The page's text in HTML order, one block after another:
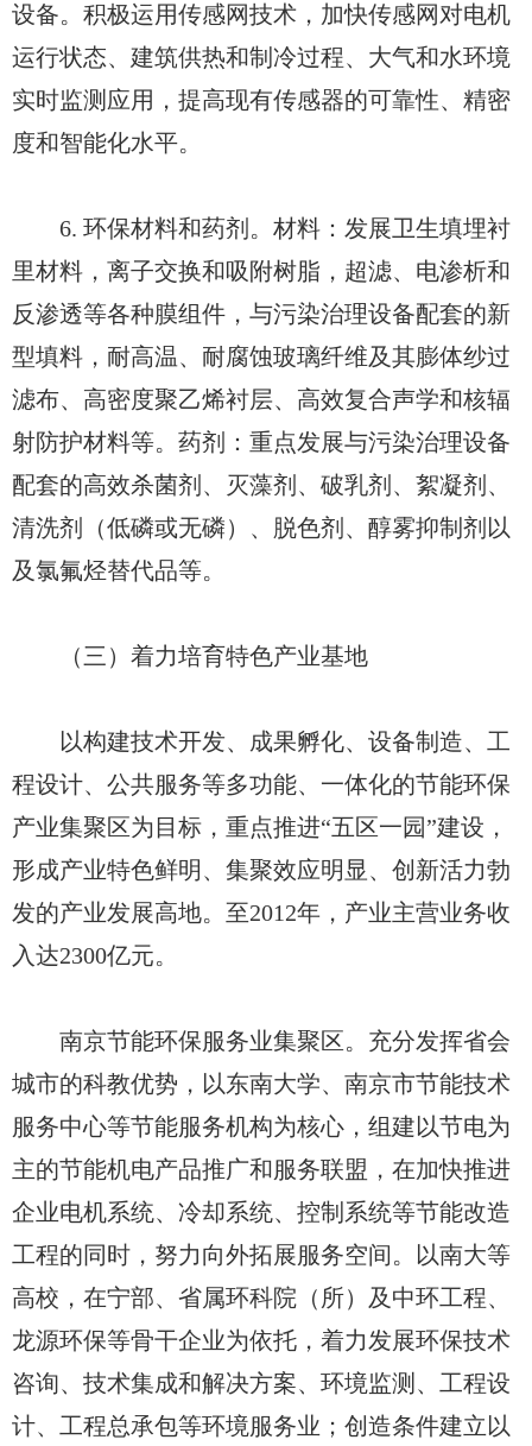
设备。积极运用传感网技术，加快传感网对电机
运行状态、建筑供热和制冷过程、大气和水环境
实时监测应用，提高现有传感器的可靠性、精密
度和智能化水平。
6. 环保材料和药剂。材料：发展卫生填埋衬
里材料，离子交换和吸附树脂，超滤、电渗析和
反渗透等各种膜组件，与污染治理设备配套的新
型填料，耐高温、耐腐蚀玻璃纤维及其膨体纱过
滤布、高密度聚乙烯衬层、高效复合声学和核辐
射防护材料等。药剂：重点发展与污染治理设备
配套的高效杀菌剂、灭藻剂、破乳剂、絮凝剂、
清洗剂（低磷或无磷）、脱色剂、醇雾抑制剂以
及氯氟烃替代品等。
（三）着力培育特色产业基地
以构建技术开发、成果孵化、设备制造、工
程设计、公共服务等多功能、一体化的节能环保
产业集聚区为目标，重点推进“五区一园”建设，
形成产业特色鲜明、集聚效应明显、创新活力勃
发的产业发展高地。至2012年，产业主营业务收
入达2300亿元。
南京节能环保服务业集聚区。充分发挥省会
城市的科教优势，以东南大学、南京市节能技术
服务中心等节能服务机构为核心，组建以节电为
主的节能机电产品推广和服务联盟，在加快推进
企业电机系统、冷却系统、控制系统等节能改造
工程的同时，努力向外拓展服务空间。以南大等
高校，在宁部、省属环科院（所）及中环工程、
龙源环保等骨干企业为依托，着力发展环保技术
咨询、技术集成和解决方案、环境监测、工程设
计、工程总承包等环境服务业；创造条件建立以